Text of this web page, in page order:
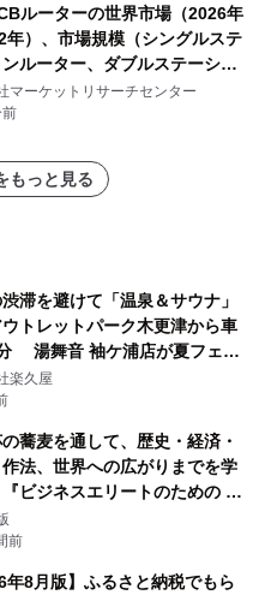
ルーターの世界市場（2026年
年）、市場規模（シングルステ
ルーター、ダブルステーショ
ー）・分析レポートを発表
マーケットリサーチセンター
もっと見る
滞を避けて「温泉＆サウナ」
トレットパーク木更津から車
湯舞音 袖ケ浦店が夏フェア
を提供
楽久屋
の蕎麦を通して、歴史・経済・
法、世界への広がりまでを学
ビジネスエリートのための 教
の蕎麦』2026年8月25日
売
前
年8月版】ふるさと納税でもら